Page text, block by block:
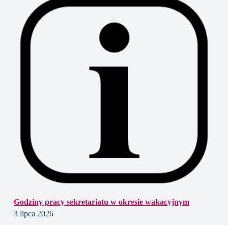
Godziny pracy sekretariatu w okresie wakacyjnym
3 lipca 2026